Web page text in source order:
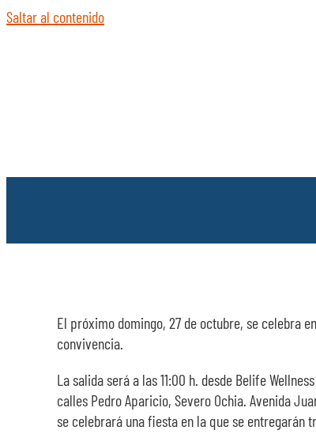
Saltar al contenido
El próximo domingo, 27 de octubre, se celebra
convivencia.
La salida será a las 11:00 h. desde Belife
calles Pedro Aparicio, Severo Ochia. Avenida
se celebrará una fiesta en la que se entregarán